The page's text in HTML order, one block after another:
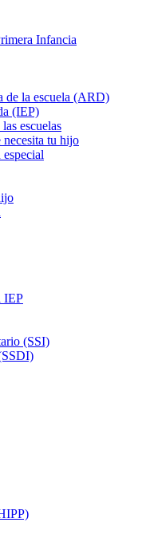
Infancia
de la escuela (ARD)
(IEP)
escuelas
tu hijo
IEP
(SSI)